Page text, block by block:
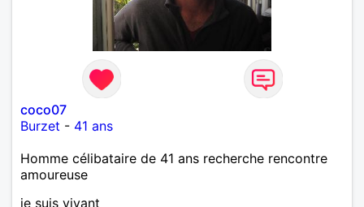
coco07
Burzet - 41 ans
Homme célibataire de 41 ans recherche rencontre
amoureuse
je suis vivant